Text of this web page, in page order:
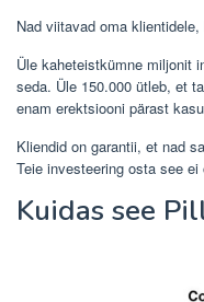
Nad viitavad oma
Üle kaheteistkümne miljonit
seda. Üle 150.000 ütleb, et
enam erektsiooni pärast
Kliendid on garantii, et nad
Teie investeering osta see
Kuidas see